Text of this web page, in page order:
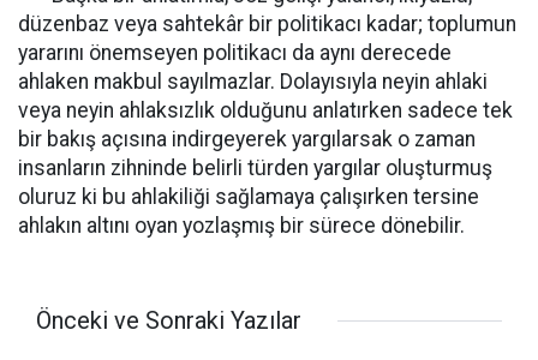
düzenbaz veya sahtekâr bir politikacı kadar; toplumun
yararını önemseyen politikacı da aynı derecede
ahlaken makbul sayılmazlar. Dolayısıyla neyin ahlaki
veya neyin ahlaksızlık olduğunu anlatırken sadece tek
bir bakış açısına indirgeyerek yargılarsak o zaman
insanların zihninde belirli türden yargılar oluşturmuş
oluruz ki bu ahlakiliği sağlamaya çalışırken tersine
ahlakın altını oyan yozlaşmış bir sürece dönebilir.
Önceki ve Sonraki Yazılar